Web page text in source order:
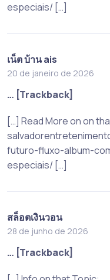
especiais/ […]
เน็ต บ้าน ais
20 de janeiro de 2026
… [Trackback]
[…] Read More on on
futuro-fluxo-album-
especiais/ […]
สล็อตเงินวอน
28 de junho de 2026
… [Trackback]